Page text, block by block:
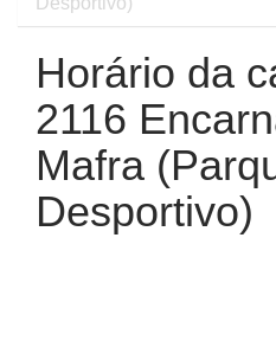
Horário da
2116
Mafra
Desportivo)